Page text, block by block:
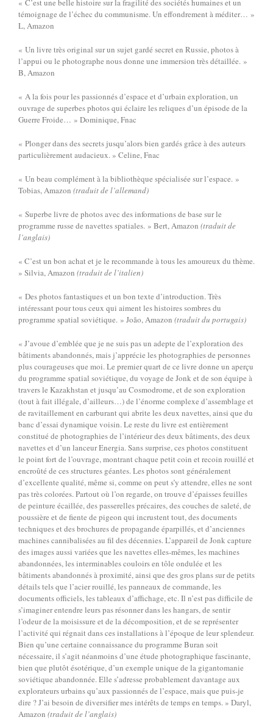
« C’est une belle histoire sur la fragilité des sociétés humaines et un
témoignage de l’échec du communisme. Un effondrement à méditer… »
L, Amazon
« Un livre très original sur un sujet gardé secret en Russie, photos à
l’appui ou le photographe nous donne une immersion très détaillée. »
B, Amazon
« A la fois pour les passionnés d’espace et d’urbain exploration, un
ouvrage de superbes photos qui éclaire les reliques d’un épisode de la
Guerre Froide… » Dominique, Fnac
« Plonger dans des secrets jusqu’alors bien gardés grâce à des auteurs
particulièrement audacieux. » Celine, Fnac
« Un beau complément à la bibliothèque spécialisée sur l’espace. »
Tobias, Amazon (traduit de l’allemand)
« Superbe livre de photos avec des informations de base sur le
programme russe de navettes spatiales. » Bert, Amazon (traduit de
l’anglais)
« C’est un bon achat et je le recommande à tous les amoureux du thème.
» Silvia, Amazon (traduit de l’italien)
« Des photos fantastiques et un bon texte d’introduction. Très
intéressant pour tous ceux qui aiment les histoires sombres du
programme spatial soviétique. » João, Amazon (traduit du portugais)
« J’avoue d’emblée que je ne suis pas un adepte de l’exploration des
bâtiments abandonnés, mais j’apprécie les photographies de personnes
plus courageuses que moi. Le premier quart de ce livre donne un aperçu
du programme spatial soviétique, du voyage de Jonk et de son équipe à
travers le Kazakhstan et jusqu’au Cosmodrome, et de son exploration
(tout à fait illégale, d’ailleurs…) de l’énorme complexe d’assemblage et
de ravitaillement en carburant qui abrite les deux navettes, ainsi que du
banc d’essai dynamique voisin. Le reste du livre est entièrement
constitué de photographies de l’intérieur des deux bâtiments, des deux
navettes et d’un lanceur Energia. Sans surprise, ces photos constituent
le point fort de l’ouvrage, montrant chaque petit coin et recoin rouillé et
encroûté de ces structures géantes. Les photos sont généralement
d’excellente qualité, même si, comme on peut s’y attendre, elles ne sont
pas très colorées. Partout où l’on regarde, on trouve d’épaisses feuilles
de peinture écaillée, des passerelles précaires, des couches de saleté, de
poussière et de fiente de pigeon qui incrustent tout, des documents
techniques et des brochures de propagande éparpillés, et d’anciennes
machines cannibalisées au fil des décennies. L’appareil de Jonk capture
des images aussi variées que les navettes elles-mêmes, les machines
abandonnées, les interminables couloirs en tôle ondulée et les
bâtiments abandonnés à proximité, ainsi que des gros plans sur de petits
détails tels que l’acier rouillé, les panneaux de commande, les
documents officiels, les tableaux d’affichage, etc. Il n’est pas difficile de
s’imaginer entendre leurs pas résonner dans les hangars, de sentir
l’odeur de la moisissure et de la décomposition, et de se représenter
l’activité qui régnait dans ces installations à l’époque de leur splendeur.
Bien qu’une certaine connaissance du programme Buran soit
nécessaire, il s’agit néanmoins d’une étude photographique fascinante,
bien que plutôt ésotérique, d’un exemple unique de la gigantomanie
soviétique abandonnée. Elle s’adresse probablement davantage aux
explorateurs urbains qu’aux passionnés de l’espace, mais que puis-je
dire ? J’ai besoin de diversifier mes intérêts de temps en temps. » Daryl,
Amazon (traduit de l’anglais)